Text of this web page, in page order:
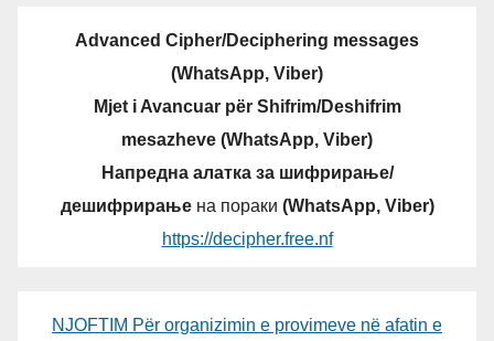
Advanced Cipher/Deciphering messages
(WhatsApp, Viber)
Mjet i Avancuar për Shifrim/Deshifrim
mesazheve (WhatsApp, Viber)
Напредна алатка за шифрирање/
дешифрирањена пораки (WhatsApp, Viber)
https://decipher.free.nf
NJOFTIM Për organizimin e provimeve në afatin e